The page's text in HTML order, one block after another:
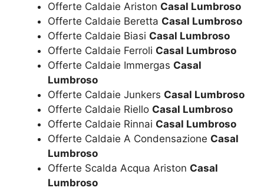
Offerte Caldaie Ariston Casal Lumbroso
Offerte Caldaie Beretta Casal Lumbroso
Offerte Caldaie Biasi Casal Lumbroso
Offerte Caldaie Ferroli Casal Lumbroso
Offerte Caldaie Immergas Casal
Lumbroso
Offerte Caldaie Junkers Casal Lumbroso
Offerte Caldaie Riello Casal Lumbroso
Offerte Caldaie Rinnai Casal Lumbroso
Offerte Caldaie A Condensazione Casal
Lumbroso
Offerte Scalda Acqua Ariston Casal
Lumbroso